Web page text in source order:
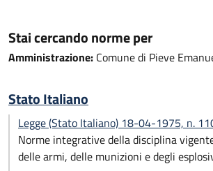
Stai cercando norme per
Amministrazione: Comune di Pieve
Stato Italiano
Legge (Stato Italiano) 18-04-1975, n.
Norme integrative della disciplina
delle armi, delle munizioni e degli